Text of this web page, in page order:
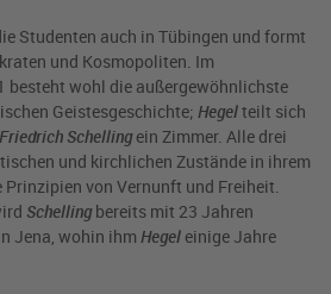
Studenten auch in Tübingen und formt
und Kosmopoliten. Im
besteht wohl die außergewöhnlichste
Geistesgeschichte; Hegelteilt sich
Friedrich Schellingein Zimmer. Alle drei
und kirchlichen Zustände in ihrem
von Vernunft und Freiheit.
Schellingbereits mit 23 Jahren
Jena, wohin ihm Hegel einige Jahre